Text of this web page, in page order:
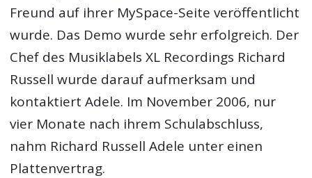
Freund auf ihrer MySpace-Seite veröffentlicht
wurde. Das Demo wurde sehr erfolgreich. Der
Chef des Musiklabels XL Recordings Richard
Russell wurde darauf aufmerksam und
kontaktiert Adele. Im November 2006, nur
vier Monate nach ihrem Schulabschluss,
nahm Richard Russell Adele unter einen
Plattenvertrag.